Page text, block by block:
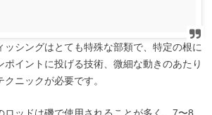
ッシングはとても特殊な部類で、特定の根に
ポイントに投げる技術、微細な動きのあたり
ニックが必要です。